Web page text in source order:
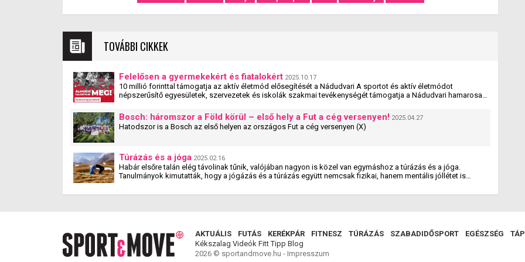
TOVÁBBI CIKKEK
Felelősen a gyermekekért és fiatalokért 2025.10.17
10 millió forinttal támogatja az aktív életmód elősegítését a Nádudvari A sportot és aktív életmódot
népszerűsítő egyesületek, szervezetek és iskolák szakmai tevékenységét támogatja a Nádudvari hamarosan
pályázaton olyan magyarországi szervezetek vehetnek részt, amelyek 5 és 25 év közötti fiatalok számára
biztosítják a rendszeres mozgás, sportolás lehetőségét – jelentette be Nagy Ádám, a Nádudvari Élelmiszer
Kft. ügyvezető igazgatója.
Bosch: háromszor a Föld körül – első hely a Fut a cég versenyen! 2025.04.27
Hatodszor is a Bosch az első helyen az országos Fut a cég versenyen (X)
Túrázás és a jóga 2025.02.16
Habár elsőre talán elég távolinak tűnik, valójában nagyon is közel van egymáshoz a túrázás és a jóga.
Tanulmányok kimutatták, hogy a jógázás és a túrázás együtt nemcsak fizikai, hanem mentális jóllétet is
AKTUÁLIS FUTÁS KERÉKPÁR FITNESZ TÚRÁZÁS SZABADIDŐSPORT EGÉSZSÉG
Kékszalag Videók Fitt Tipp Blog
2026 © sportandmove.hu - Impresszum